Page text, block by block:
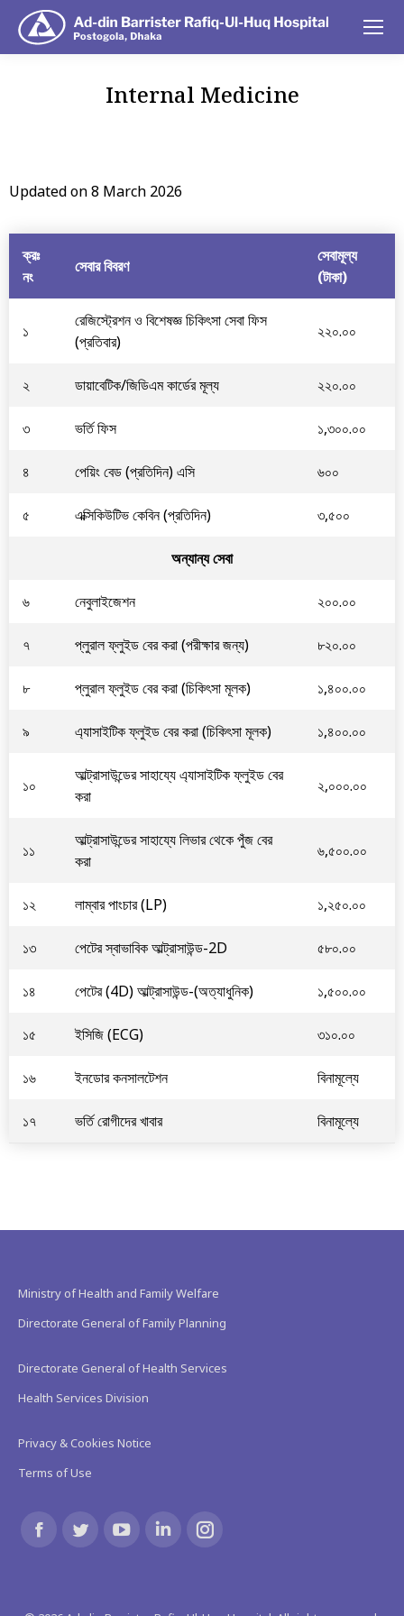
Internal Medicine
Updated on 8 March 2026
ক্রঃ
নং
সেবার বিবরণ
সেবামূল্য
(টাকা)
১
রেজিস্ট্রেশন ও বিশেষজ্ঞ চিকিৎসা সেবা ফিস
(প্রতিবার)
২২০.০০
২ ডায়াবেটিক/জিডিএম কার্ডের মূল্য ২২০.০০
৩ ভর্তি ফিস ১,৩০০.০০
৪ পেয়িং বেড (প্রতিদিন) এসি ৬০০
৫ এক্সিকিউটিভ কেবিন (প্রতিদিন) ৩,৫০০
অন্যান্য সেবা
৬ নেবুলাইজেশন ২০০.০০
৭ প্লুরাল ফ্লুইড বের করা (পরীক্ষার জন্য) ৮২০.০০
৮ প্লুরাল ফ্লুইড বের করা (চিকিৎসা মূলক) ১,৪০০.০০
৯ এ্যাসাইটিক ফ্লুইড বের করা (চিকিৎসা মূলক) ১,৪০০.০০
১০
আল্ট্রাসাউন্ডের সাহায্যে এ্যাসাইটিক ফ্লুইড বের
করা
২,০০০.০০
১১
আল্ট্রাসাউন্ডের সাহায্যে লিভার থেকে পুঁজ বের
করা
৬,৫০০.০০
১২ লাম্বার পাংচার (LP) ১,২৫০.০০
১৩ পেটের স্বাভাবিক আল্ট্রাসাউন্ড-2D ৫৮০.০০
১৪ পেটের (4D) আল্ট্রাসাউন্ড-(অত্যাধুনিক) ১,৫০০.০০
১৫ ইসিজি (ECG) ৩১০.০০
১৬ ইনডোর কনসালটেশন বিনামূল্যে
১৭ ভর্তি রোগীদের খাবার বিনামূল্যে
Ministry of Health and Family Welfare
Directorate General of Family Planning
Directorate General of Health Services
Health Services Division
Privacy & Cookies Notice
Terms of Use